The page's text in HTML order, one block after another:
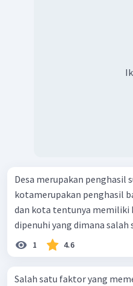
Desa merupakan penghasil
kotamerupakan penghasil
dan kota tentunya memiliki
dipenuhi yang dimana salah
1 4.6
Salah satu faktor yang